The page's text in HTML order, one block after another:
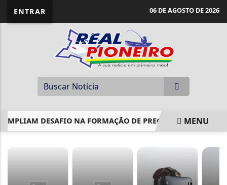
ENTRAR 06 DE AGOSTO DE 2026
DESAFIO NA FORMAÇÃO DE PREGADORES MAIS
MENU